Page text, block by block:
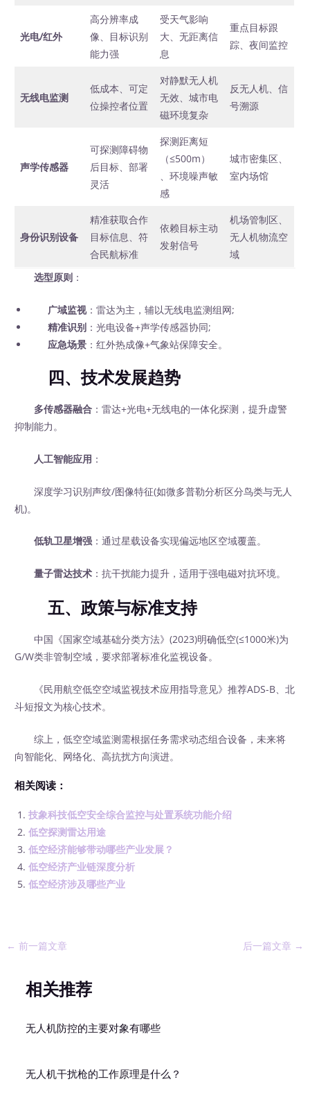
光电/红外
高分辨率成
像、目标识别
能力强
受天气影响
大、无距离信
息
重点目标跟
踪、夜间监控
无线电监测
低成本、可定
位操控者位置
对静默无人机
无效、城市电
磁环境复杂
反无人机、信
号溯源
声学传感器
可探测障碍物
后目标、部署
灵活
探测距离短
（≤500m）
、环境噪声敏
感
城市密集区、
室内场馆
身份识别设备
精准获取合作
目标信息、符
合民航标准
依赖目标主动
发射信号
机场管制区、
无人机物流空
域
选型原则 ：
广域监视：雷达为主，辅以无线电监测组网;
精准识别 ：光电设备+声学传感器协同;
应急场景 ：红外热成像+气象站保障安全。
四、技术发展趋势
多传感器融合 ：雷达+光电+无线电的一体化探测，提升虚警
抑制能力。
人工智能应用 ：
深度学习识别声纹/图像特征(如微多普勒分析区分鸟类与无人
机)。
低轨卫星增强 ：通过星载设备实现偏远地区空域覆盖。
量子雷达技术 ：抗干扰能力提升，适用于强电磁对抗环境。
五、政策与标准支持
中国《国家空域基础分类方法》(2023)明确低空(≤1000米)为
G/W类非管制空域，要求部署标准化监视设备。
《民用航空低空空域监视技术应用指导意见》推荐ADS-B、北
斗短报文为核心技术。
综上，低空空域监测需根据任务需求动态组合设备，未来将
向智能化、网络化、高抗扰方向演进。
相关阅读：
技象科技低空安全综合监控与处置系统功能介绍
低空探测雷达用途
低空经济能够带动哪些产业发展？
低空经济产业链深度分析
低空经济涉及哪些产业
← 前一篇文章 后一篇文章 →
相关推荐
无人机防控的主要对象有哪些
无人机干扰枪的工作原理是什么？